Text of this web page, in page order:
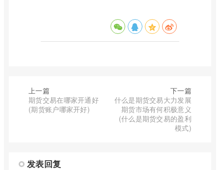
上一篇
期货交易在哪家开通好
(期货账户哪家开好)
下一篇
什么是期货交易大力发展
期货市场有何积极意义
(什么是期货交易的盈利
模式)
发表回复